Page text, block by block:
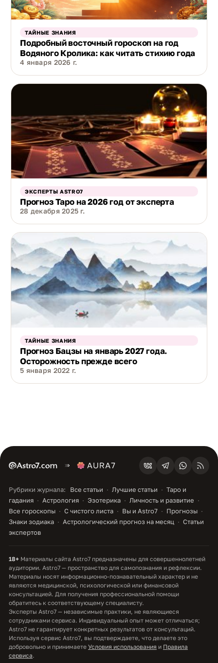
ТАЙНЫЕ ЗНАНИЯ
Подробный восточный гороскоп на год
Водяного Кролика: как читать стихию года
4 января 2026 г.
ЭКСПЕРТЫ ASTRO7
Прогноз Таро на 2026 год от эксперта
28 декабря 2025 г.
ТАЙНЫЕ ЗНАНИЯ
Прогноз Бацзы на январь 2027 года.
Осторожность прежде всего
5 января 2022 г.
Рубрики журнала: Все статьи Лучшие статьи
Таро и
гадания
Астрология Эзотерика
Личность и развитие
Все гороскопы
С чистого листа Вы и Astro7
Прогнозы
Знаки зодиака
Астрологический прогноз на месяц
Статьи
экспертов
18+ Материалы сайта Astro7 предназначены для совершеннолетней
аудитории. Astro7 — пространство для самопознания и рефлексии.
Материалы носят информационно-познавательный характер и не
являются медицинской, психологической или финансовой
консультацией. Для получения профессиональной помощи
обратитесь к соответствующему специалисту.
Эксперты Astro7 — независимые практики, не являющиеся
сотрудниками сервиса. Индивидуальный опыт может отличаться;
Astro7 не гарантирует конкретных результатов от консультаций.
Используя сервис Astro7, вы подтверждаете, что делаете это
добровольно и принимаете Условия использования и Правила
сервиса.